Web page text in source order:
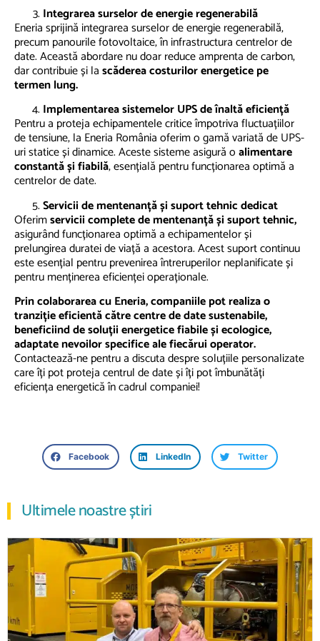
Integrarea surselor de energie regenerabilă
Eneria sprijină integrarea surselor de energie regenerabilă,
precum panourile fotovoltaice, în infrastructura centrelor de
date. Această abordare nu doar reduce amprenta de carbon,
dar contribuie și lascăderea costurilor energetice pe
termen lung. ​
Implementarea sistemelor UPS de înaltă eficiență
Pentru a proteja echipamentele critice împotriva fluctuațiilor
de tensiune, la Eneria România oferim o gamă variată de UPS-
uri statice și dinamice. Aceste sisteme asigură oalimentare
constantă și fiabilă, esențială pentru funcționarea optimă a
centrelor de date. ​
Servicii de mentenanță și suport tehnic dedicat
Oferimservicii complete de mentenanță și suport tehnic,
asigurând funcționarea optimă a echipamentelor și
prelungirea duratei de viață a acestora. Acest suport continuu
este esențial pentru prevenirea întreruperilor neplanificate și
pentru menținerea eficienței operaționale. ​
Prin colaborarea cu Eneria, companiile pot realiza o
tranziție eficientă către centre de date sustenabile,
beneficiind de soluții energetice fiabile și ecologice,
adaptate nevoilor specifice ale fiecărui operator.
Contactează-ne pentru a discuta despre soluțiile personalizate
care îți pot proteja centrul de date și îți pot îmbunătăți
eficiența energetică în cadrul companiei!
Facebook LinkedIn Twitter
Ultimele noastre știri